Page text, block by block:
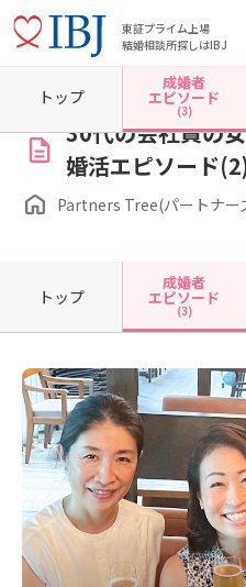
東証プライム上場
結婚相談所探しはIBJ
ホーム 東京都の結婚相談所 東京都世田谷
30代の会社員の
婚活エピソード
Partners Tree(パートナー
トップ
成婚者
エピソード
(3)
トップ
成婚者
エピソード
(3)